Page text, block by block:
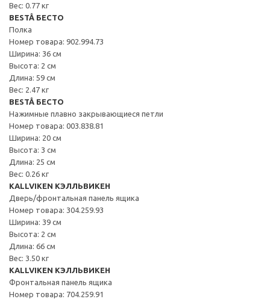
Вес: 0.77 кг
BESTÅ БЕСТО
Полка
Номер товара: 902.994.73
Ширина: 36 см
Высота: 2 см
Длина: 59 см
Вес: 2.47 кг
BESTÅ БЕСТО
Нажимные плавно закрывающиеся петли
Номер товара: 003.838.81
Ширина: 20 см
Высота: 3 см
Длина: 25 см
Вес: 0.26 кг
KALLVIKEN КЭЛЛЬВИКЕН
Дверь/фронтальная панель ящика
Номер товара: 304.259.93
Ширина: 39 см
Высота: 2 см
Длина: 66 см
Вес: 3.50 кг
KALLVIKEN КЭЛЛЬВИКЕН
Фронтальная панель ящика
Номер товара: 704.259.91